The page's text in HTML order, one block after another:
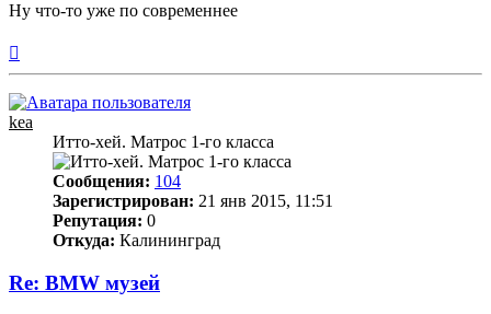
Ну что-то уже по современнее
kea
Итто-хей. Матрос 1-го класса
Сообщения: 104
Зарегистрирован: 21 янв 2015, 11:51
Репутация: 0
Откуда: Калининград
Re: BMW музей